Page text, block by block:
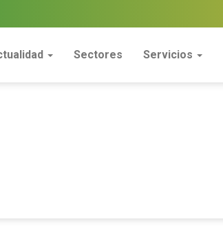
Sectores Servicios